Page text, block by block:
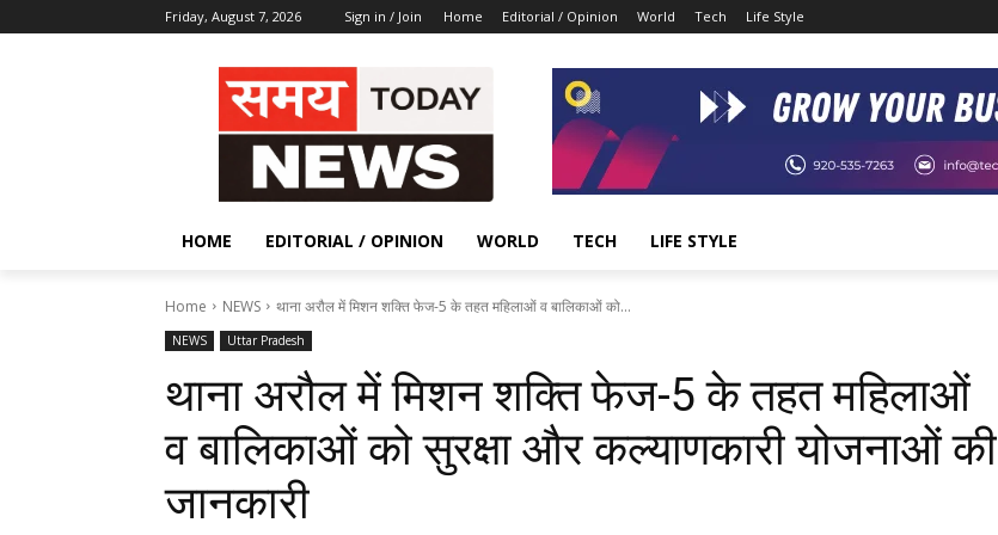
Friday, August 7, 2026 Sign in / Join Home Editorial / Opinion World Tech Life Style
HOME EDITORIAL / OPINION WORLD TECH LIFE STYLE
Home NEWS थाना अरौल में मिशन शक्ति फेज-5 के तहत महिलाओं व बालिकाओं को...
NEWS Uttar Pradesh
थाना अरौल में मिशन शक्ति फेज-5 के तहत महिलाओं
व बालिकाओं को सुरक्षा और कल्याणकारी योजनाओं की
जानकारी